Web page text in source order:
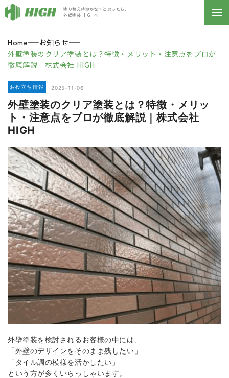
塗り替え時期かな？と思ったら、
外壁塗装 HIGHへ
Home
お知らせ
外壁塗装のクリア塗装とは？特徴・メリット・注意点をプロが
徹底解説｜株式会社 HIGH
お役立ち情報 2025-11-06
外壁塗装のクリア塗装とは？特徴・メリッ
ト・注意点をプロが徹底解説｜株式会社
HIGH
外壁塗装を検討されるお客様の中には、
「外壁のデザインをそのまま残したい」
「タイル調の模様を活かしたい」
という方が多くいらっしゃいます。